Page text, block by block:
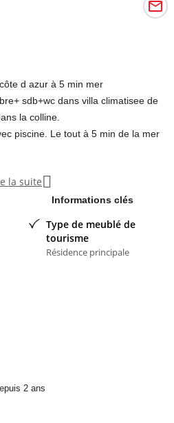
d azur à 5 min mer
sdb+wc dans villa climatisee de
la colline.
piscine. Le tout à 5 min de la mer
- membre depuis 2 ans
la suite 
Informations clés
Type de meublé de
tourisme
Résidence principale
2 ans